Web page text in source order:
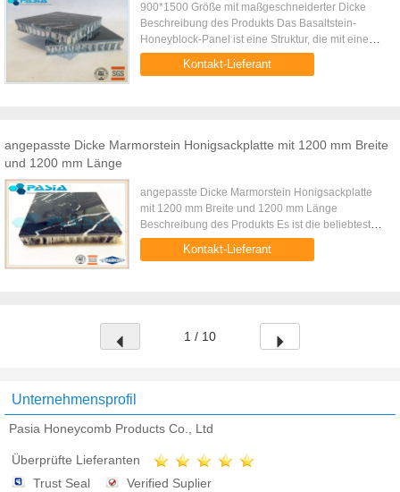
900*1500 Größe mit maßgeschneiderter Dicke
Beschreibung des Produkts Das Basaltstein-
Honeyblock-Panel ist eine Struktur, die mit einem
Aluminium-Honeyblock-Panel und einem sehr
dünnen Basaltsteinfurnier ...
Kontakt-Lieferant
angepasste Dicke Marmorstein Honigsackplatte mit 1200 mm Breite
und 1200 mm Länge
angepasste Dicke Marmorstein Honigsackplatte
mit 1200 mm Breite und 1200 mm Länge
Beschreibung des Produkts Es ist die beliebteste
Größe für die meisten Projekte sind 1200mm mal
1200 mm. Da das Panelgewicht ...
Kontakt-Lieferant
1 / 10
Unternehmensprofil
Pasia Honeycomb Products Co., Ltd
Überprüfte Lieferanten
Trust Seal
Verified Suplier